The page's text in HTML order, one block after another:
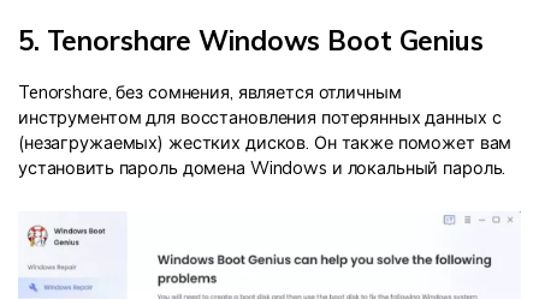
5. Tenorshare Windows Boot Genius
Tenorshare, без сомнения, является отличным
инструментом для восстановления потерянных данных с
(незагружаемых) жестких дисков. Он также поможет вам
установить пароль домена Windows и локальный пароль.